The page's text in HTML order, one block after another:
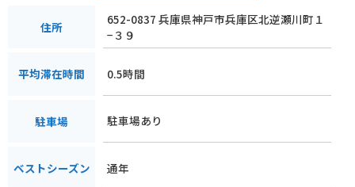
住所
652-0837 兵庫県神戸市兵庫区北逆瀬川町１
−３９
平均滞在時間 0.5時間
駐車場 駐車場あり
ベストシーズン 通年